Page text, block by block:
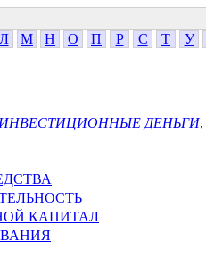
Л М Н О П Р С Т У
ИНВЕСТИЦИОННЫЕ ДЕНЬГИ,
КАПИТАЛ